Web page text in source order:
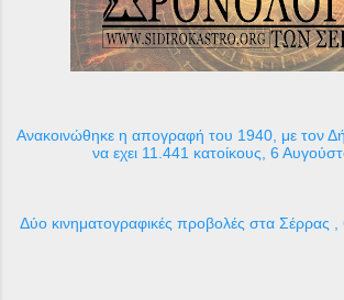
Ανακοινώθηκε η απογραφή του 1940, με τον
να εχει 11.441 κατοίκους, 6
Δύο κινηματογραφικές προβολές στα Σέρρας